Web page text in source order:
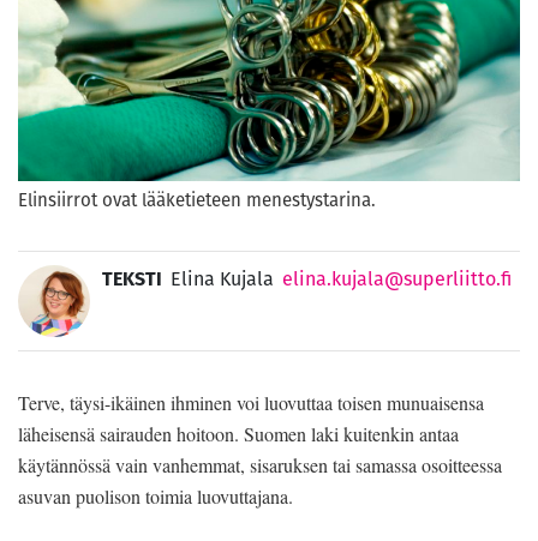
Elinsiirrot ovat lääketieteen menestystarina.
TEKSTI Elina Kujala elina.kujala@superliitto.fi
Terve, täysi-ikäinen ihminen voi luovuttaa toisen munuaisensa
läheisensä sairauden hoitoon. Suomen laki kuitenkin antaa
käytännössä vain vanhemmat, sisaruksen tai samassa osoitteessa
asuvan puolison toimia luovuttajana.